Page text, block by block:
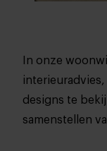
In onze
designs te
samenstellen